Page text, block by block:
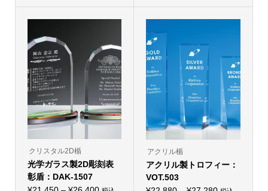
¥36,080
の
品
は
複
数
の
バ
リ
エ
シ
ョ
ン
が
あ
り
ま
す。
オ
プ
の
に
は
複
数
の
バ
エ
ン
が
あ
り
ま
す。
オ
プ
クリスタル2D楯
光学ガラス製2D彫刻表
彰盾：DAK-1507
価
アクリル楯
アクリル製トロフィー：
VOT.503